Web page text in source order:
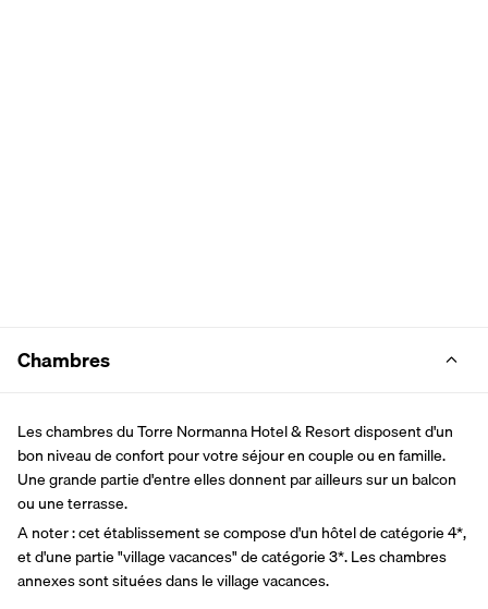
Chambres
Les chambres du Torre Normanna Hotel & Resort disposent d'un
bon niveau de confort pour votre séjour en couple ou en famille.
Une grande partie d'entre elles donnent par ailleurs sur un balcon
ou une terrasse.
A noter : cet établissement se compose d'un hôtel de catégorie 4*,
et d'une partie "village vacances" de catégorie 3*. Les chambres
annexes sont situées dans le village vacances.